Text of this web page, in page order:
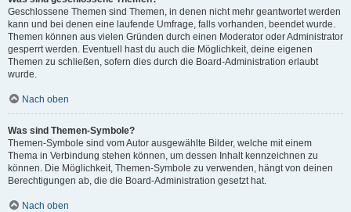
Geschlossene Themen sind Themen, in denen nicht mehr geantwortet werden
kann und bei denen eine laufende Umfrage, falls vorhanden, beendet wurde.
Themen können aus vielen Gründen durch einen Moderator oder Administrator
gesperrt werden. Eventuell hast du auch die Möglichkeit, deine eigenen
Themen zu schließen, sofern dies durch die Board-Administration erlaubt
wurde.
Nach oben
Was sind Themen-Symbole?
Themen-Symbole sind vom Autor ausgewählte Bilder, welche mit einem
Thema in Verbindung stehen können, um dessen Inhalt kennzeichnen zu
können. Die Möglichkeit, Themen-Symbole zu verwenden, hängt von deinen
Berechtigungen ab, die die Board-Administration gesetzt hat.
Nach oben